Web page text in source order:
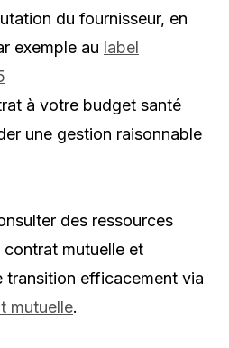
du fournisseur, en
exemple au label
à votre budget santé
une gestion raisonnable
des ressources
mutuelle et
transition efficacement via
mutuelle.